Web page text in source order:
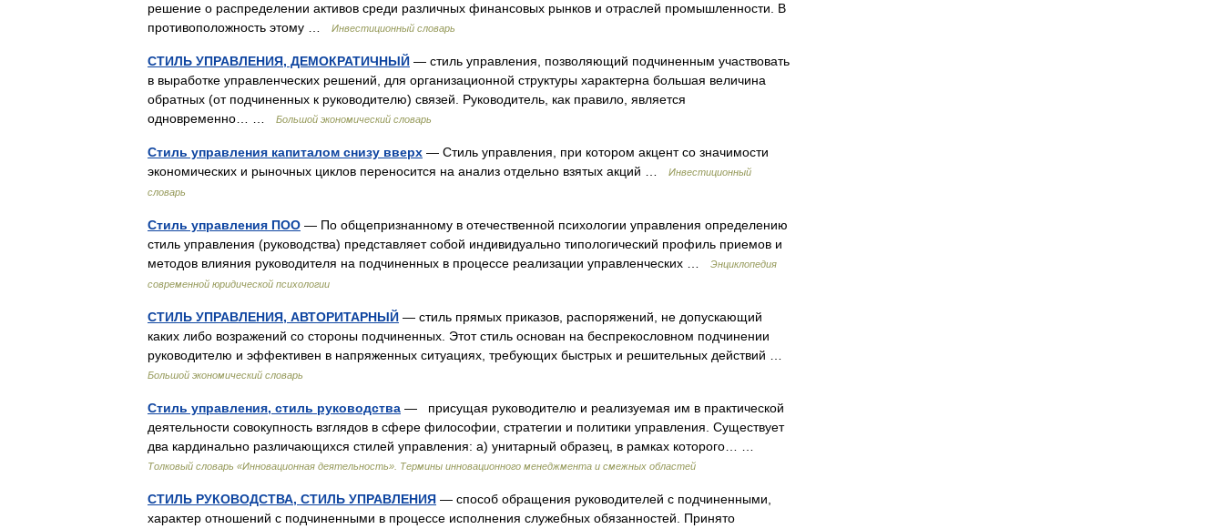
решение о распределении активов среди различных финансовых рынков и отраслей промышленности. В
противоположность этому …
Инвестиционный словарь
СТИЛЬ УПРАВЛЕНИЯ, ДЕМОКРАТИЧНЫЙ — стиль управления, позволяющий подчиненным участвовать
в выработке управленческих решений, для организационной структуры характерна большая величина
обратных (от подчиненных к руководителю) связей. Руководитель, как правило, является
одновременно… …
Большой экономический словарь
Стиль управления капиталом снизу вверх — Стиль управления, при котором акцент со значимости
экономических и рыночных циклов переносится на анализ отдельно взятых акций …
Инвестиционный
словарь
Стиль управления ПОО — По общепризнанному в отечественной психологии управления определению
стиль управления (руководства) представляет собой индивидуально типологический профиль приемов и
методов влияния руководителя на подчиненных в процессе реализации управленческих …
Энциклопедия
современной юридической психологии
СТИЛЬ УПРАВЛЕНИЯ, АВТОРИТАРНЫЙ — стиль прямых приказов, распоряжений, не допускающий
каких либо возражений со стороны подчиненных. Этот стиль основан на беспрекословном подчинении
руководителю и эффективен в напряженных ситуациях, требующих быстрых и решительных действий …
Большой экономический словарь
Стиль управления, стиль руководства — присущая руководителю и реализуемая им в практической
деятельности совокупность взглядов в сфере философии, стратегии и политики управления. Существует
два кардинально различающихся стилей управления: а) унитарный образец, в рамках которого… …
Толковый словарь «Инновационная деятельность». Термины инновационного менеджмента и смежных областей
СТИЛЬ РУКОВОДСТВА, СТИЛЬ УПРАВЛЕНИЯ — способ обращения руководителей с подчиненными,
характер отношений с подчиненными в процессе исполнения служебных обязанностей. Принято